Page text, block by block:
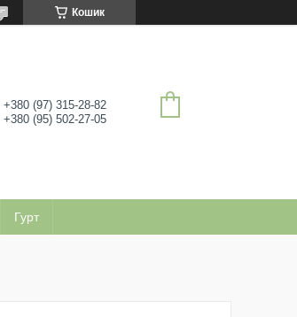
Кошик
+380 (97) 315-28-82
+380 (95) 502-27-05
Гурт